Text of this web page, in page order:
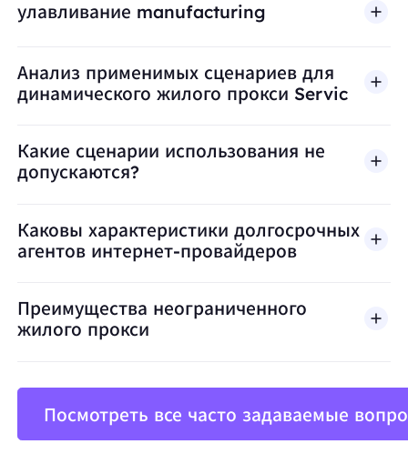
улавливание manufacturing
Анализ применимых сценариев для
динамического жилого прокси Servic
Какие сценарии использования не
допускаются?
BestProxy не поддерживает мошенничество,
Каковы характеристики долгосрочных
агентов интернет-провайдеров
Преимущества неограниченного
жилого прокси
Посмотреть все часто задаваемые